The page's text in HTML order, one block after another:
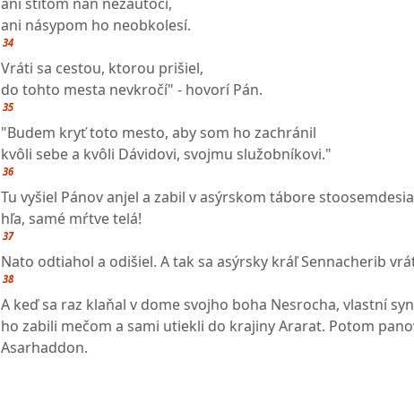
ani násypom ho neobkolesí.
34
Vráti sa cestou, ktorou prišiel,
do tohto mesta nevkročí" - hovorí Pán.
35
"Budem kryť toto mesto, aby som ho zachránil
kvôli sebe a kvôli Dávidovi, svojmu služobníkovi."
36
Tu vyšiel Pánov anjel a zabil v asýrskom tábore
hľa, samé mŕtve telá!
37
Nato odtiahol a odišiel. A tak sa asýrsky kráľ Sennacherib
38
A keď sa raz klaňal v dome svojho boha Nesrocha, vlastní
ho zabili mečom a sami utiekli do krajiny Ararat. Potom
Asarhaddon.